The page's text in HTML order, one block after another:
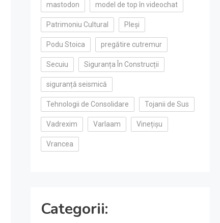
mastodon model de top în videochat
Patrimoniu Cultural Pleși
Podu Stoica pregătire cutremur
Secuiu Siguranța În Construcții
siguranță seismică
Tehnologii de Consolidare Tojanii de Sus
Vadrexim Varlaam Vinețișu
Vrancea
Categorii: